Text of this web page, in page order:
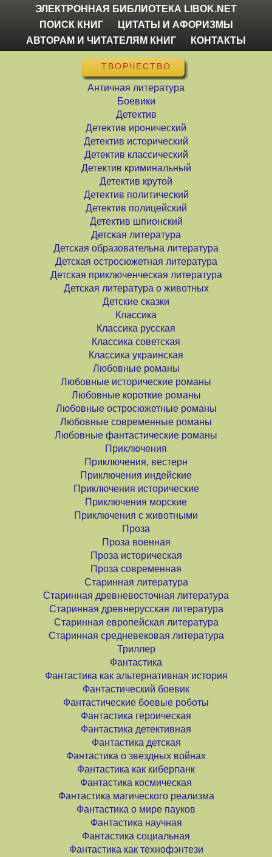
ЭЛЕКТРОННАЯ БИБЛИОТЕКА LIBOK.NET
ПОИСК КНИГ
ЦИТАТЫ И АФОРИЗМЫ
АВТОРАМ И ЧИТАТЕЛЯМ КНИГ
КОНТАКТЫ
ТВОРЧЕСТВО
Античная литература
Боевики
Детектив
Детектив иронический
Детектив исторический
Детектив классический
Детектив криминальный
Детектив крутой
Детектив политический
Детектив полицейский
Детектив шпионский
Детская литература
Детская образовательна литература
Детская остросюжетная литература
Детская приключенческая литература
Детская литература о животных
Детские сказки
Классика
Классика русская
Классика советская
Классика украинская
Любовные романы
Любовные исторические романы
Любовные короткие романы
Любовные остросюжетные романы
Любовные современные романы
Любовные фантастические романы
Приключения
Приключения, вестерн
Приключения индейские
Приключения исторические
Приключения морские
Приключения с животными
Проза
Проза военная
Проза историческая
Проза современная
Старинная литература
Старинная древневосточная литература
Старинная древнерусская литература
Старинная европейская литература
Старинная средневековая литература
Триллер
Фантастика
Фантастика как альтернативная история
Фантастический боевик
Фантастические боевые роботы
Фантастика героическая
Фантастика детективная
Фантастика детская
Фантастика о звездных войнах
Фантастика как киберпанк
Фантастика космическая
Фантастика магического реализма
Фантастика о мире пауков
Фантастика научная
Фантастика социальная
Фантастика как технофэнтези